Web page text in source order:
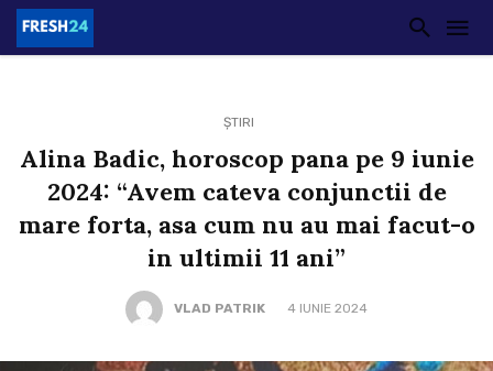
ȘTIRI
Alina Badic, horoscop pana pe 9 iunie
2024: “Avem cateva conjunctii de
mare forta, asa cum nu au mai facut-o
in ultimii 11 ani”
VLAD PATRIK 4 IUNIE 2024